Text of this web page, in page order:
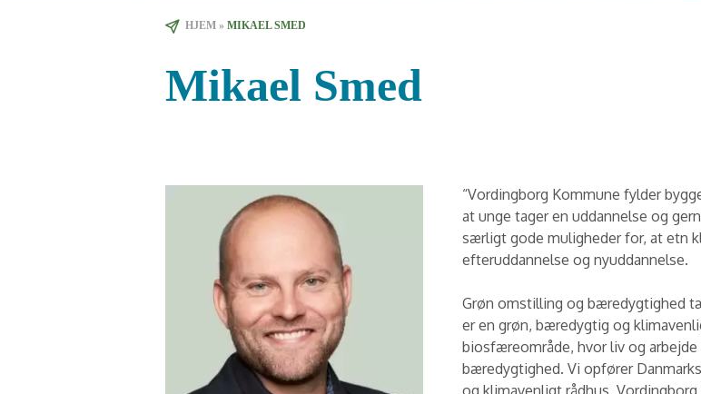
HJEM » MIKAEL SMED
Mikael Smed
“Vordingborg Kommune fylder
at unge tager en uddannelse og
særligt gode muligheder for, at etn
efteruddannelse og nyuddannelse.
Grøn omstilling og bæredygtighed
er en grøn, bæredygtig og
biosfæreområde, hvor liv og
bæredygtighed. Vi opfører
og klimavenligt rådhus.